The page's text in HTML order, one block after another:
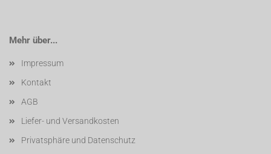
Mehr über...
Impressum
Kontakt
AGB
Liefer- und Versandkosten
Privatsphäre und Datenschutz